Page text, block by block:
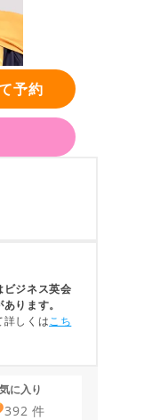
予約
ビジネス英会
ります。
しくはこち
に入り
392 件